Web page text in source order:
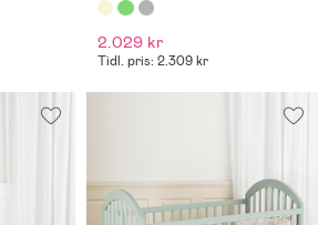
2.029 kr
Tidl. pris: 2.309 kr